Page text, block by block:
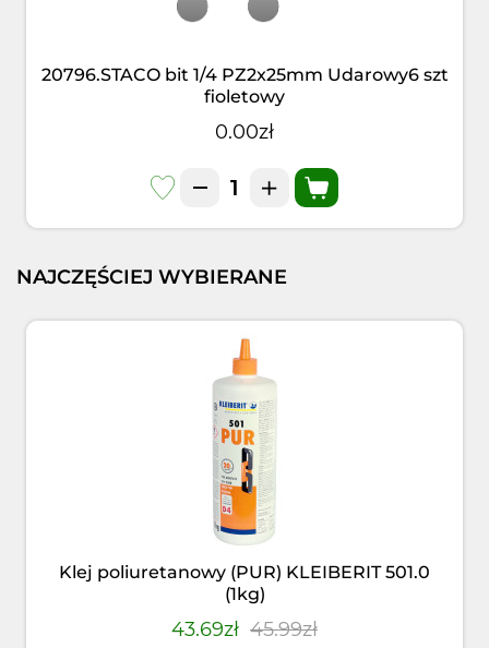
20796.STACO bit 1/4 PZ2x25mm Udarowy6 szt
fioletowy
0.00zł
NAJCZĘŚCIEJ WYBIERANE
Klej poliuretanowy (PUR) KLEIBERIT 501.0
(1kg)
43.69zł 45.99zł